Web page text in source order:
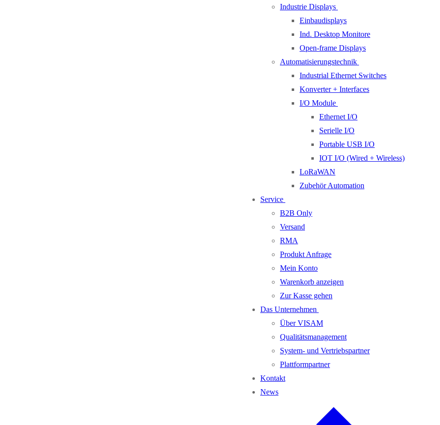
Industrie Displays
Einbaudisplays
Ind. Desktop Monitore
Open-frame Displays
Automatisierungstechnik
Industrial Ethernet Switches
Konverter + Interfaces
I/O Module
Ethernet I/O
Serielle I/O
Portable USB I/O
IOT I/O (Wired + Wireless)
LoRaWAN
Zubehör Automation
Service
B2B Only
Versand
RMA
Produkt Anfrage
Mein Konto
Warenkorb anzeigen
Zur Kasse gehen
Das Unternehmen
Über VISAM
Qualitätsmanagement
System- und Vertriebspartner
Plattformpartner
Kontakt
News